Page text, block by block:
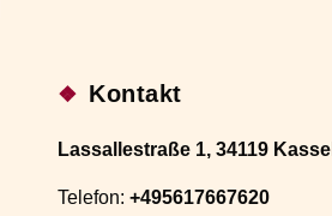
Kontakt
Lassallestraße 1, 34119 Kassel
Telefon: +495617667620